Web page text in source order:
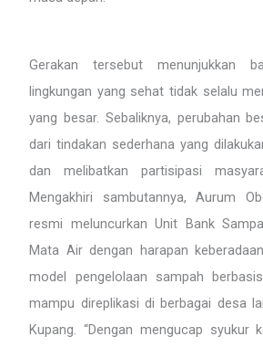
Gerakan tersebut menunjukkan
lingkungan yang sehat tidak selalu
yang besar. Sebaliknya, perubahan
dari tindakan sederhana yang
dan melibatkan partisipasi
Mengakhiri sambutannya, Aurum
resmi meluncurkan Unit Bank
Mata Air dengan harapan
model pengelolaan sampah
mampu direplikasi di berbagai desa
Kupang. “Dengan mengucap syukur